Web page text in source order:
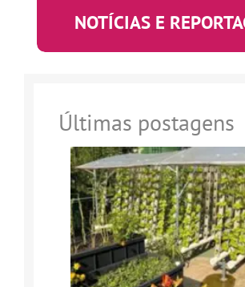
NOTÍCIAS E
Últimas postagens